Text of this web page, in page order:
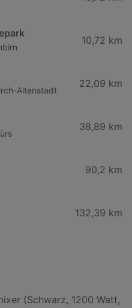
10,72 km
Altenstadt
22,09 km
38,89 km
90,2 km
132,39 km
(Schwarz, 1200 Watt,